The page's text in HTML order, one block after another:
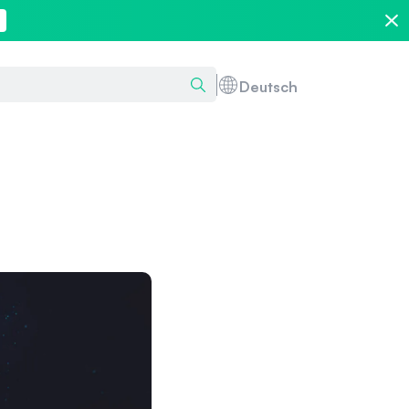
Deutsch